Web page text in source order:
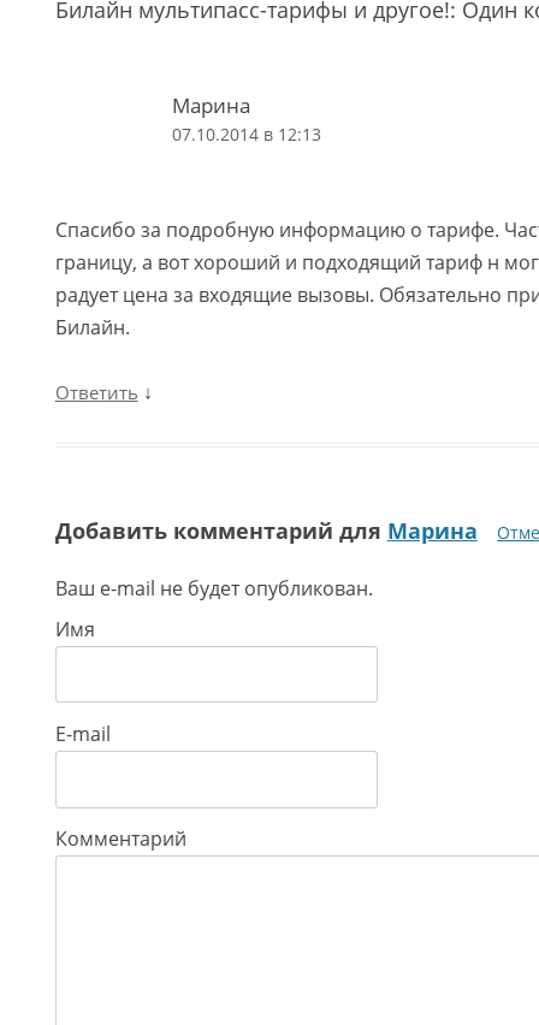
Билайн мультипасс-тарифы и другое!: Один
Марина
07.10.2014 в 12:13
Спасибо за подробную информацию о тарифе.
границу, а вот хороший и подходящий тариф н
радует цена за входящие вызовы. Обязательно
Билайн.
Ответить ↓
Добавить комментарий для Марина
Ваш e-mail не будет опубликован.
Имя
E-mail
Комментарий